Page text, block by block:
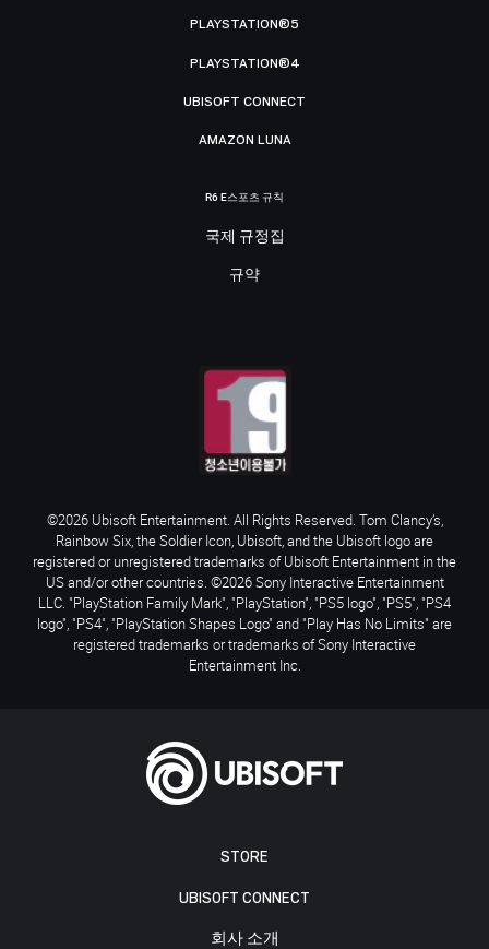
STORE
UBISOFT CONNECT
회사 소개
PLAYSTATION®5
PLAYSTATION®4
UBISOFT CONNECT
AMAZON LUNA
R6 E스포츠 규칙
국제 규정집
규약
©2026 Ubisoft Entertainment. All Rights Reserved. Tom Clancy’s,
Rainbow Six, the Soldier Icon, Ubisoft, and the Ubisoft logo are
registered or unregistered trademarks of Ubisoft Entertainment in the
US and/or other countries. ©2026 Sony Interactive Entertainment
LLC. "PlayStation Family Mark", "PlayStation", "PS5 logo", "PS5", "PS4
logo", "PS4", "PlayStation Shapes Logo" and "Play Has No Limits" are
registered trademarks or trademarks of Sony Interactive
Entertainment Inc.